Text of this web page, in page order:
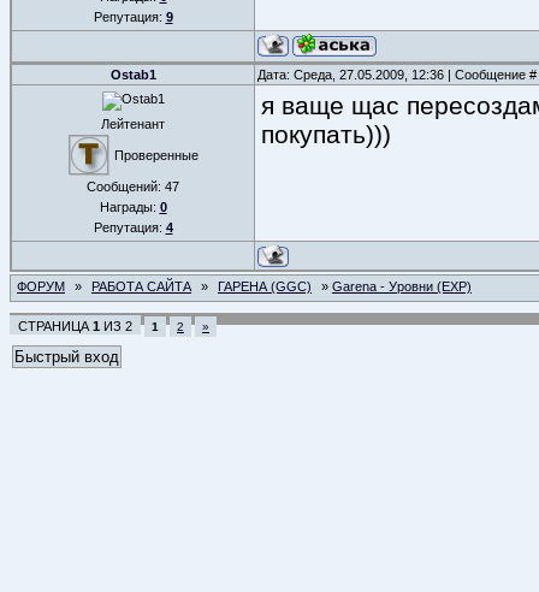
Репутация: 9
Ostab1 Дата: Среда, 27.05.2009, 12:36 | Сообщение #
Лейтенант
Проверенные
Сообщений: 47
Награды: 0
Репутация: 4
я ваще щас
покупать)))
ФОРУМ » РАБОТА САЙТА » ГАРЕНА (GGC) » Garena - Уровни (EXP)
СТРАНИЦА 1 ИЗ 2 1 2 »